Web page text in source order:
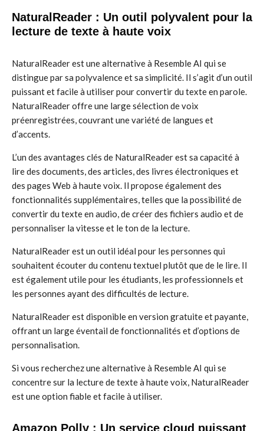
NaturalReader : Un outil polyvalent pour la
lecture de texte à haute voix
NaturalReader est une alternative à Resemble AI qui se
distingue par sa polyvalence et sa simplicité. Il s’agit d’un outil
puissant et facile à utiliser pour convertir du texte en parole.
NaturalReader offre une large sélection de voix
préenregistrées, couvrant une variété de langues et
d’accents.
L’un des avantages clés de NaturalReader est sa capacité à
lire des documents, des articles, des livres électroniques et
des pages Web à haute voix. Il propose également des
fonctionnalités supplémentaires, telles que la possibilité de
convertir du texte en audio, de créer des fichiers audio et de
personnaliser la vitesse et le ton de la lecture.
NaturalReader est un outil idéal pour les personnes qui
souhaitent écouter du contenu textuel plutôt que de le lire. Il
est également utile pour les étudiants, les professionnels et
les personnes ayant des difficultés de lecture.
NaturalReader est disponible en version gratuite et payante,
offrant un large éventail de fonctionnalités et d’options de
personnalisation.
Si vous recherchez une alternative à Resemble AI qui se
concentre sur la lecture de texte à haute voix, NaturalReader
est une option fiable et facile à utiliser.
Amazon Polly : Un service cloud puissant